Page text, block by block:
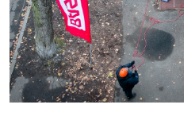
Легкое термобелье
Лёгкая одежда
Футболки
Рубашки
Толстовки
Брюки
Шорты